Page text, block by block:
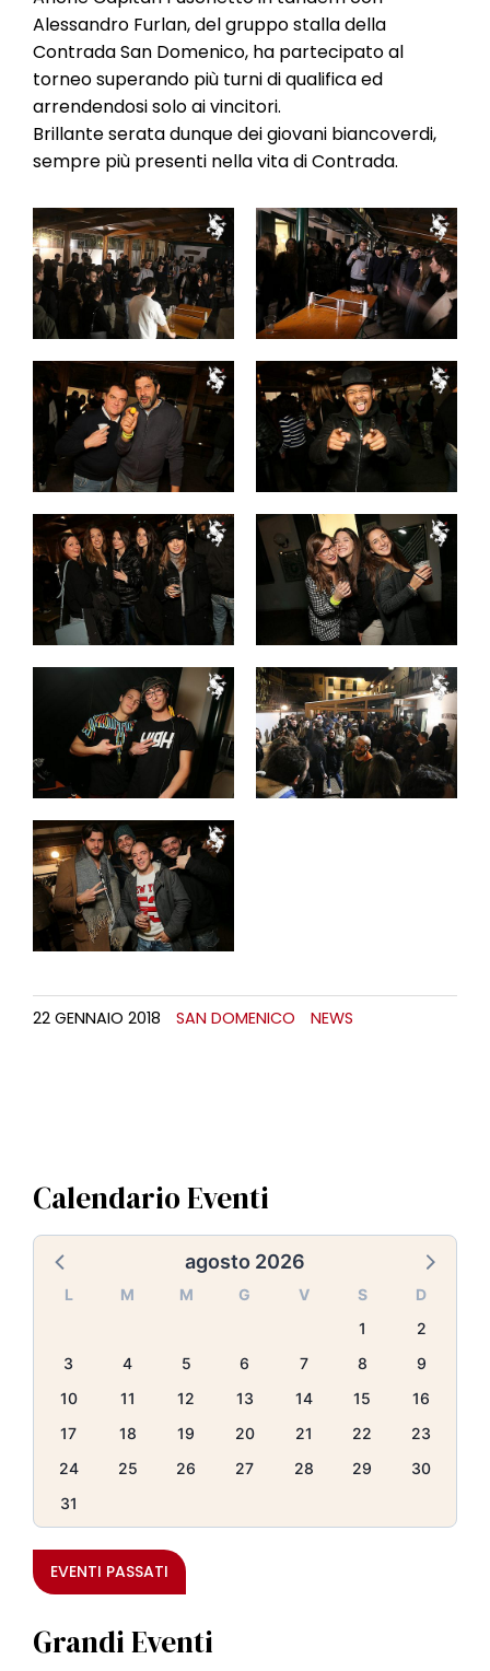
Alessandro Furlan, del gruppo stalla della
Contrada San Domenico, ha partecipato al
torneo superando più turni di qualifica ed
arrendendosi solo ai vincitori.
Brillante serata dunque dei giovani biancoverdi,
sempre più presenti nella vita di Contrada.
22 GENNAIO 2018 SAN DOMENICO NEWS
Calendario Eventi
agosto 2026
L M M G V S
D
1
2
3
4 5 6 7 8
9
10
11 12 13 14 15
16
17
18 19 20 21 22
23
24
25 26 27 28 29
30
31
EVENTI PASSATI
Grandi Eventi